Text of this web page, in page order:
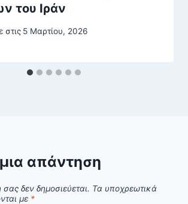
του Ιράν
στις 5 Μαρτίου, 2026
απάντηση
δεν δημοσιεύεται. Τα υποχρεωτικά
με *